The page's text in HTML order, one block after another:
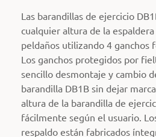
Las barandillas de ejercicio
cualquier altura de la
peldaños utilizando 4 ganchos
Los ganchos protegidos por
sencillo desmontaje y cambio
barandilla DB1B sin dejar
altura de la barandilla de
fácilmente según el usuario.
respaldo están fabricados